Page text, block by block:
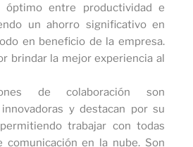
óptimo entre productividad e
un ahorro significativo en
en beneficio de la empresa.
brindar la mejor experiencia al
de colaboración son
y destacan por su
trabajar con todas
comunicación en la nube. Son